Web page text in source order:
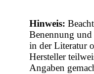
Hinweis:
Benennung
in der Literatur
Hersteller
Angaben